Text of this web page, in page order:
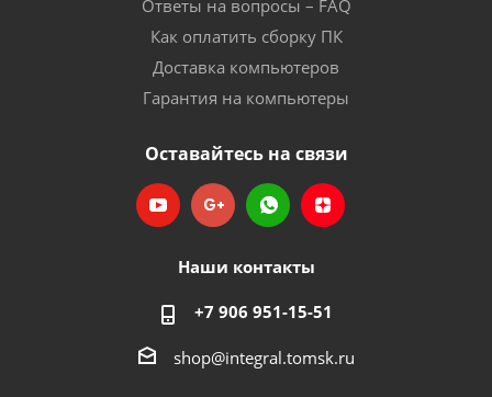
Ответы на вопросы – FAQ
Как оплатить сборку ПК
Доставка компьютеров
Гарантия на компьютеры
Оставайтесь на связи
Наши контакты
+7 906 951-15-51
shop@integral.tomsk.ru